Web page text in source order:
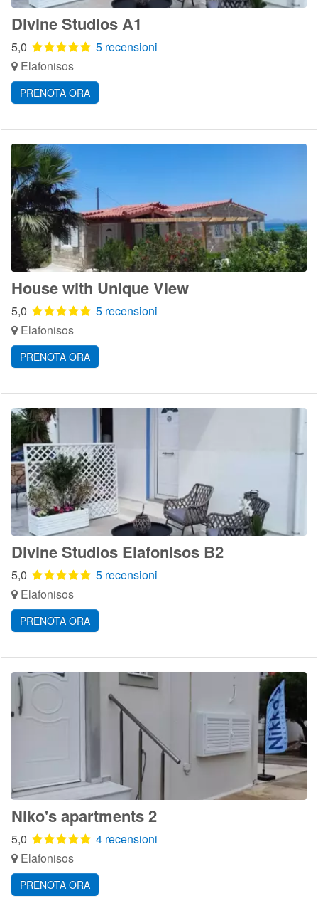
Divine Studios A1
5,0
5 recensioni
Elafonisos
PRENOTA ORA
House with Unique View
5,0
5 recensioni
Elafonisos
PRENOTA ORA
Divine Studios Elafonisos B2
5,0
5 recensioni
Elafonisos
PRENOTA ORA
Niko's apartments 2
5,0
4 recensioni
Elafonisos
PRENOTA ORA